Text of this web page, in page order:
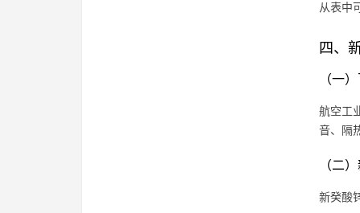
从表中
四、
（一
航空工
音、隔
（二
新癸酸